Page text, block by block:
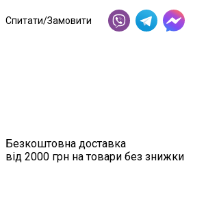
Спитати/Замовити
Безкоштовна доставка
від 2000 грн на товари без знижки